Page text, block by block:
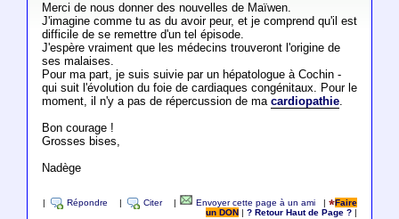
Merci de nous donner des nouvelles de Maïwen.
J'imagine comme tu as du avoir peur, et je comprend qu'il est
difficile de se remettre d'un tel épisode.
J'espère vraiment que les médecins trouveront l'origine de
ses malaises.
Pour ma part, je suis suivie par un hépatologue à Cochin -
qui suit l'évolution du foie de cardiaques congénitaux. Pour le
moment, il n'y a pas de répercussion de ma cardiopathie.
Bon courage !
Grosses bises,
Nadège
Répondre Citer Envoyer cette page à un ami |
Faire
un DON
|? Retour Haut de Page ?